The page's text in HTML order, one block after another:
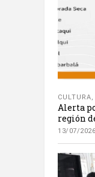
CULTURA,
Alerta
región
13/07/2026